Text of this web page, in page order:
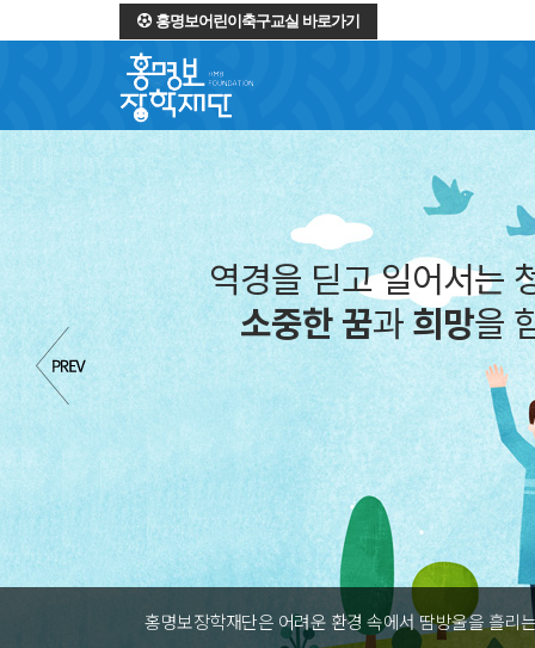
홍명보어린이축구교실 바로가기
역경을 딛고 일어서는
소중한 꿈과희망을
홍명보장학재단은 어려운 환경 속에서 땀방울을 흘리